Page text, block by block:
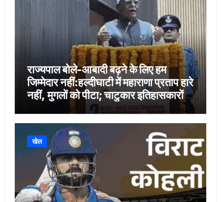
राज्यपाल बोले-आबादी बढ़ने के लिए हम
जिम्मेदार नहीं:हल्दीघाटी में महाराणा प्रताप हारे
नहीं, मुगलों को पीटा; चाटुकार इतिहासकारों ने
खेल